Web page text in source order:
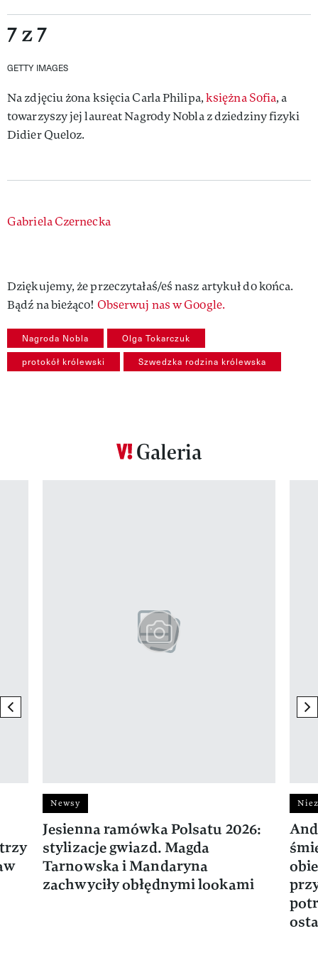
7 z 7
GETTY IMAGES
Na zdjęciu żona księcia Carla Philipa,księżna Sofia, a
towarzyszy jej laureat Nagrody Nobla z dziedziny fizyki
Didier Queloz.
Authors
Gabriela Czernecka
Dziękujemy, że przeczytałaś/eś nasz artykuł do końca.
Bądź na bieżąco! Obserwuj nas w Google.
Nagroda Nobla Olga Tokarczuk
protokół królewski Szwedzka rodzina królewska
Galeria
previous element
Newsy
Jesienna ramówka Polsatu 2026:
stylizacje gwiazd. Magda
Tarnowska i Mandaryna
zachwyciły obłędnymi lookami